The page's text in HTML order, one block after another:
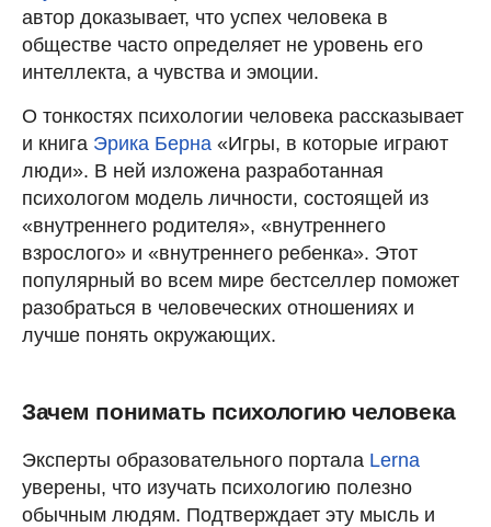
автор доказывает, что успех человека в
обществе часто определяет не уровень его
интеллекта, а чувства и эмоции.
О тонкостях психологии человека рассказывает
и книга Эрика Берна «Игры, в которые играют
люди». В ней изложена разработанная
психологом модель личности, состоящей из
«внутреннего родителя», «внутреннего
взрослого» и «внутреннего ребенка». Этот
популярный во всем мире бестселлер поможет
разобраться в человеческих отношениях и
лучше понять окружающих.
Зачем понимать психологию человека
Эксперты образовательного портала Lerna
уверены, что изучать психологию полезно
обычным людям. Подтверждает эту мысль и